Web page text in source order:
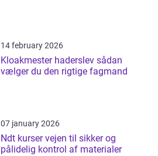
14 february 2026
Kloakmester haderslev sådan
vælger du den rigtige fagmand
07 january 2026
Ndt kurser vejen til sikker og
pålidelig kontrol af materialer